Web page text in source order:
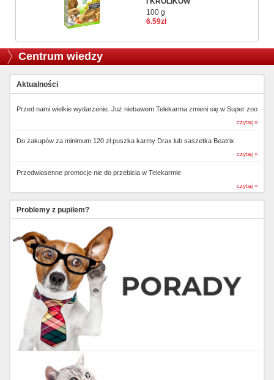
100 g
6.59zł
Centrum wiedzy
Aktualności
Przed nami wielkie wydarzenie. Już niebawem Telekarma zmieni się w Super zoo
czytaj »
Do zakupów za minimum 120 zł puszka karmy Drax lub saszetka Beatrix
czytaj »
Przedwiosenne promocje nie do przebicia w Telekarmie
czytaj »
Problemy z pupilem?